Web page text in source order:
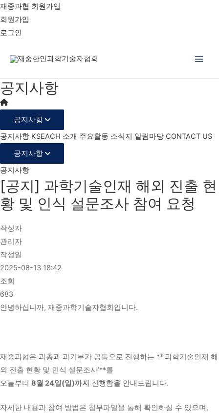
재중과협 회원가입
회원가입
로그인
공지사항
공지사항
공지사항 KSEACH 소개 주요활동 소식지 알림마당 CONTACT US
공지사항
공지사항
[공지] 과학기술인재 해외 진출 현
황 및 인식 설문조사 참여 요청
작성자
관리자
작성일
2025-08-13 18:42
조회
683
안녕하십니까, 재중과학기술자협회입니다.
재중과협은 과총과 과기부가 공동으로 진행하는 **‘과학기술인재 해
외 진출 현황 및 인식 설문조사’**를
오늘부터 8월 24일(일)까지 진행함을 안내드립니다.
자세한 내용과 참여 방법은 첨부파일을 통해 확인하실 수 있으며,